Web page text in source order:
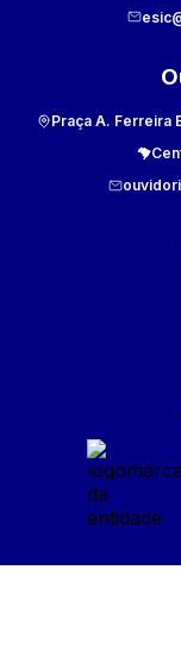
Praça A. Ferreira